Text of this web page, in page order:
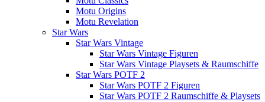
Motu Origins
Motu Revelation
Star Wars
Star Wars Vintage
Star Wars Vintage Figuren
Star Wars Vintage Playsets & Raumschiffe
Star Wars POTF 2
Star Wars POTF 2 Figuren
Star Wars POTF 2 Raumschiffe & Playsets